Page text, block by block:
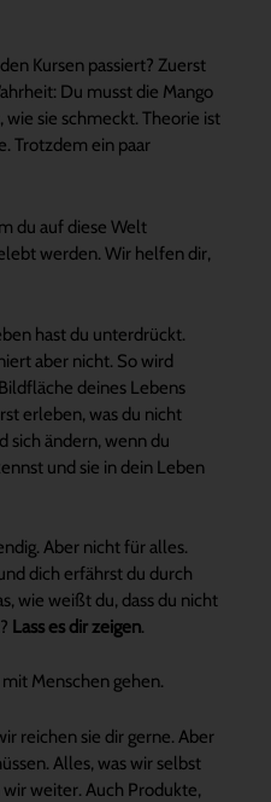
Kursen passiert? Zuerst
Du musst die Mango
sie schmeckt. Theorie ist
Trotzdem ein paar
du auf diese Welt
werden. Wir helfen dir,
hast du unterdrückt.
aber nicht. So wird
deines Lebens
erleben, was du nicht
sich ändern, wenn du
und sie in dein Leben
Aber nicht für alles.
dich erfährst du durch
wie weißt du, dass du nicht
Lass es dir zeigen.
Menschen gehen.
reichen sie dir gerne. Aber
Alles, was wir selbst
weiter. Auch Produkte,